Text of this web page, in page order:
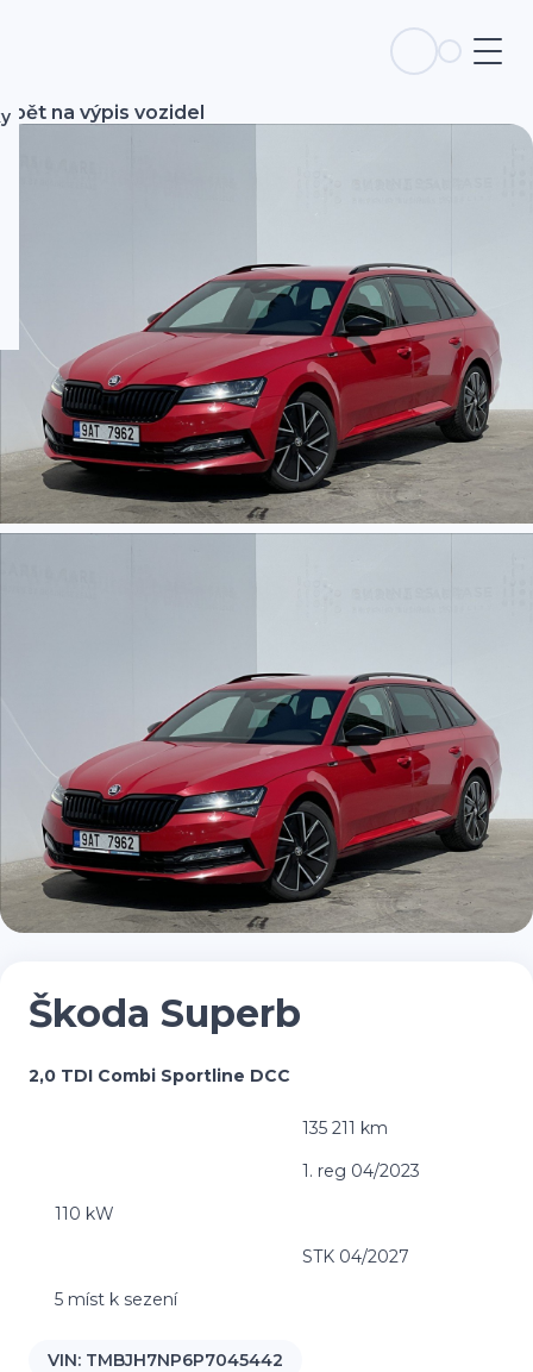
Zpět na výpis vozidel
Škoda Superb
2,0 TDI Combi Sportline DCC
135 211 km
1. reg 04/2023
110 kW
STK 04/2027
5 míst k sezení
VIN: TMBJH7NP6P7045442